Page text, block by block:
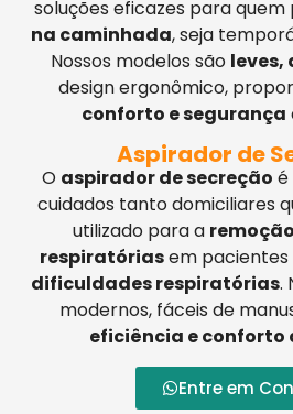
soluções eficazes para quem
na caminhada, seja
Nossos modelos são leves,
design ergonômico,
conforto e segurança
Aspirador de
O aspirador de secreção
cuidados tanto domiciliares
utilizado para a
respiratóriasem pacientes
dificuldades respiratórias.
modernos, fáceis de
eficiência e conforto
Entre em